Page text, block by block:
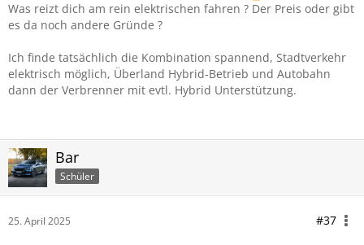
Was reizt dich am rein elektrischen fahren ? Der Preis oder gibt
es da noch andere Gründe ?
Ich finde tatsächlich die Kombination spannend, Stadtverkehr
elektrisch möglich, Überland Hybrid-Betrieb und Autobahn
dann der Verbrenner mit evtl. Hybrid Unterstützung.
Bar
Schüler
25. April 2025 #37